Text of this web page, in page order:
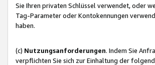
Sie Ihren privaten Schlüssel verwendet, oder
Tag-Parameter oder Kontokennungen
haben.
(c) Nutzungsanforderungen. Indem Sie
verpflichten Sie sich zur Einhaltung der